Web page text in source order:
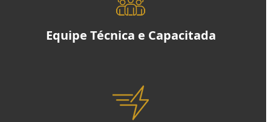
Equipe Técnica e Capacitada